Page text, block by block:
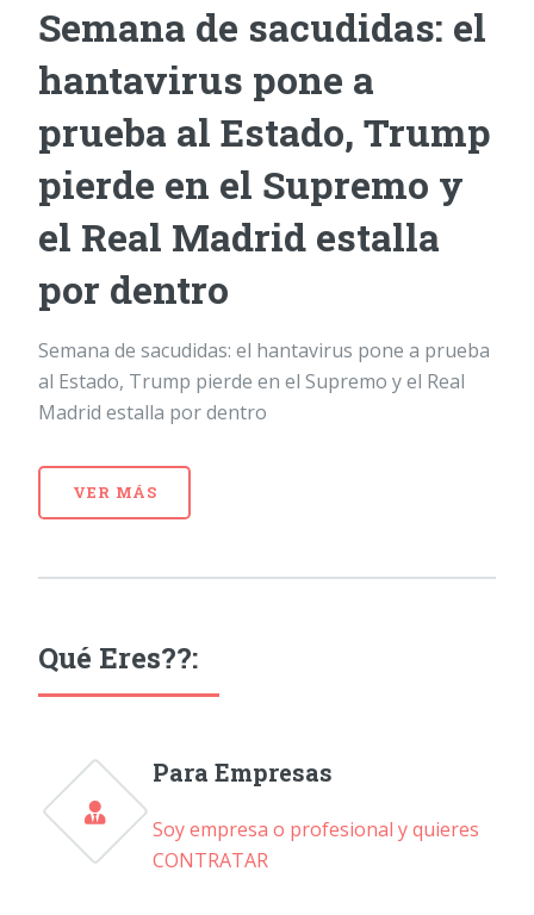
Semana de sacudidas: el
hantavirus pone a
prueba al Estado, Trump
pierde en el Supremo y
el Real Madrid estalla
por dentro
Semana de sacudidas: el hantavirus pone a prueba
al Estado, Trump pierde en el Supremo y el Real
Madrid estalla por dentro
VER MÁS
Qué Eres??:
Para Empresas
Soy empresa o profesional y quieres
CONTRATAR